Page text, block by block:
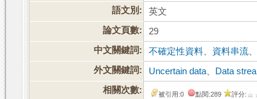
語文別:
英文
論文頁數:
29
中文關鍵詞:
不確定性資料 資料串流
外文關鍵詞:
Uncertain data Data
相關次數:
被引用:0 點閱:289 評分: